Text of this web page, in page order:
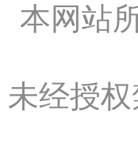
本网站
未经授